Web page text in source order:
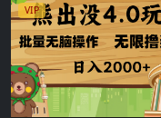
VIP